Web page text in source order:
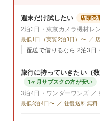
週末だけ試したい 店頭受
2泊3日・東京カメラ機材レ
最低1日（実質2泊3日）〜 ／
配送で借りるなら 2泊3日
旅行に持っていきたい（数
1ヶ月サブスクの方が安い
3泊4日・ワンダーワンズ ／
最低3泊4日〜 ／ 往復送料無料